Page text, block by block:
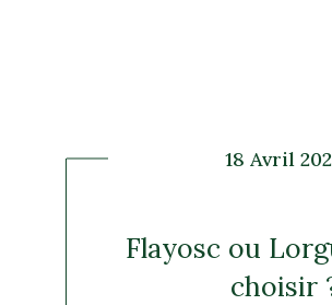
18 Avril
Flayosc ou
choisir